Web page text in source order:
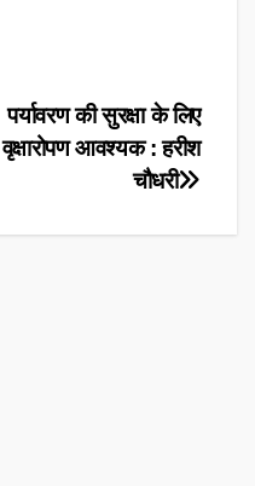
पर्यावरण की सुरक्षा के लिए
वृक्षारोपण आवश्यक : हरीश
चौधरी